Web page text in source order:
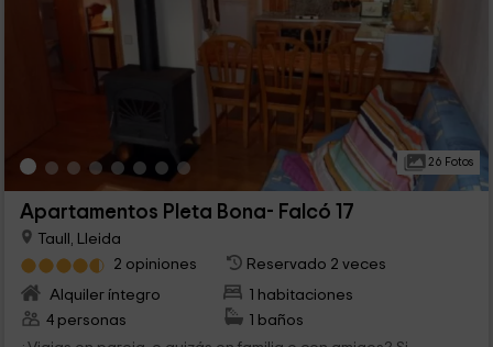
26 Fotos
Apartamentos Pleta Bona- Falcó 17
Taull, Lleida
2 opiniones
Reservado 2 veces
Alquiler íntegro
1 habitaciones
4 personas
1 baños